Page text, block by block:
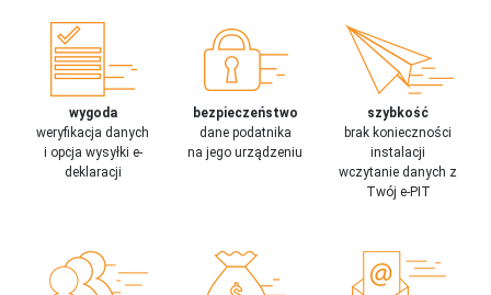
wygoda
weryfikacja danych
i opcja wysyłki e-
deklaracji
bezpieczeństwo
dane podatnika
na jego urządzeniu
szybkość
brak konieczności
instalacji
wczytanie danych z
Twój e-PIT